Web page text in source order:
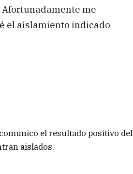
me
el aislamiento indicado
el resultado positivo del
aislados.